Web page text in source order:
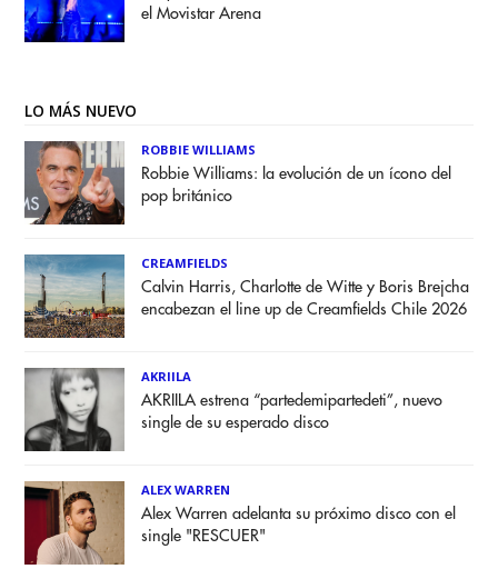
el Movistar Arena
LO MÁS NUEVO
ROBBIE WILLIAMS
Robbie Williams: la evolución de un ícono del
pop británico
CREAMFIELDS
Calvin Harris, Charlotte de Witte y Boris Brejcha
encabezan el line up de Creamfields Chile 2026
AKRIILA
AKRIILA estrena “partedemipartedeti”, nuevo
single de su esperado disco
ALEX WARREN
Alex Warren adelanta su próximo disco con el
single "RESCUER"